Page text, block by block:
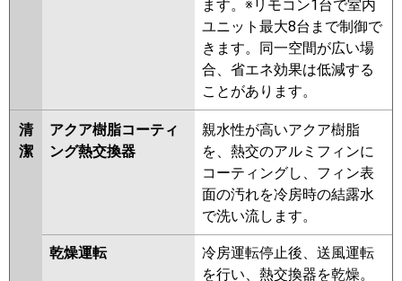
P224FE6HD PA-P224FE6HDN
ます。※リモコン1台で室内
ユニット最大8台まで制御で
きます。同一空間が広い場
合、省エネ効果は低減する
ことがあります。
清
潔
アクア樹脂コーティ
ング熱交換器
親水性が高いアクア樹脂
を、熱交のアルミフィンに
コーティングし、フィン表
面の汚れを冷房時の結露水
で洗い流します。
乾燥運転
冷房運転停止後、送風運転
を行い、熱交換器を乾燥。